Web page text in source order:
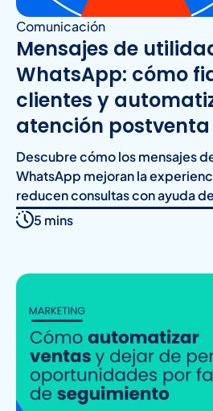
Comunicación
Mensajes de
WhatsApp: cómo
clientes y
atención postventa
Descubre cómo los mensajes
WhatsApp mejoran la
reducen consultas con ayuda
5 mins